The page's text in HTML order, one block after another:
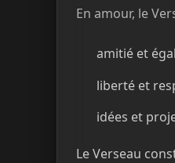
En amour, le
amitié et
liberté et
idées et
Le Verseau